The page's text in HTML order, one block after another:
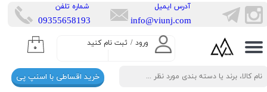
ورود / ثبت نام کنید
حساب کاربری من
تغییر گذر واژه
سفارشات
۰
​شماره تلفن
​​09355658193
​آدرس ایمیل
info@viunj.com
خرید اقساطی با اسنپ پی